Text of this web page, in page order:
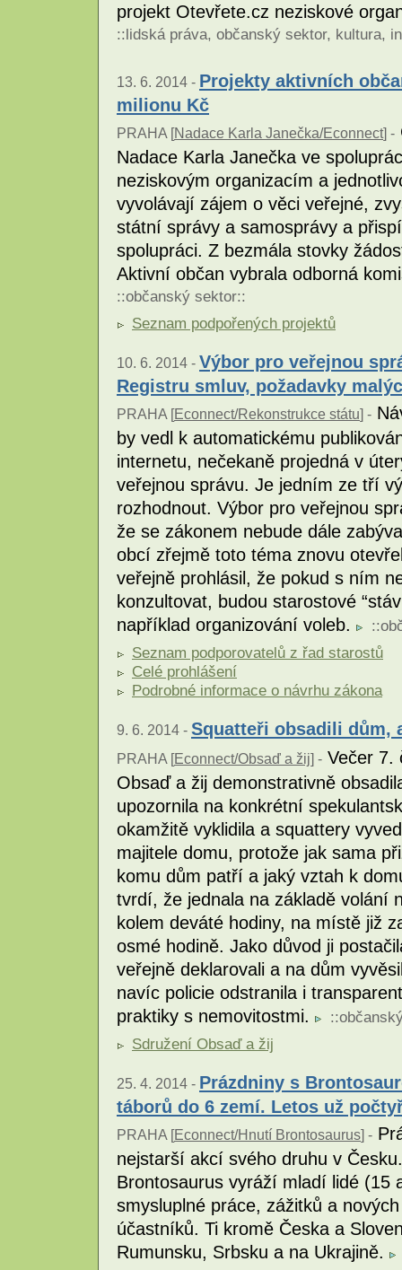
projekt Otevřete.cz neziskové
::lidská práva, občanský sektor, kultura,
13. 6. 2014 - Projekty aktivních
milionu Kč
PRAHA [Nadace Karla Janečka/Econnect] -
Nadace Karla Janečka ve
neziskovým organizacím a
vyvolávají zájem o věci veřejné,
státní správy a samosprávy a
spolupráci. Z bezmála stovky
Aktivní občan vybrala odborná
::občanský sektor::
Seznam podpořených projektů
10. 6. 2014 - Výbor pro veřejnou
Registru smluv, požadavky
PRAHA [Econnect/Rekonstrukce státu] -
by vedl k automatickému
internetu, nečekaně projedná v
veřejnou správu. Je jedním ze tří
rozhodnout. Výbor pro veřejnou
že se zákonem nebude dále
obcí zřejmě toto téma znovu
veřejně prohlásil, že pokud s ním
konzultovat, budou starostové
například organizování voleb.
::
Seznam podporovatelů z řad starostů
Celé prohlášení
Podrobné informace o návrhu zákona
9. 6. 2014 - Squatteři obsadili dům,
PRAHA [Econnect/Obsaď a žij] - Večer 7.
Obsaď a žij demonstrativně
upozornila na konkrétní
okamžitě vyklidila a squattery
majitele domu, protože jak sama
komu dům patří a jaký vztah k
tvrdí, že jednala na základě volání
kolem deváté hodiny, na místě již
osmé hodině. Jako důvod ji
veřejně deklarovali a na dům
navíc policie odstranila i
praktiky s nemovitostmi.
::
Sdružení Obsaď a žij
25. 4. 2014 - Prázdniny s
táborů do 6 zemí. Letos už
PRAHA [Econnect/Hnutí Brontosaurus] -
nejstarší akcí svého druhu v
Brontosaurus vyráží mladí lidé (15
smysluplné práce, zážitků a
účastníků. Ti kromě Česka a
Rumunsku, Srbsku a na Ukrajině.